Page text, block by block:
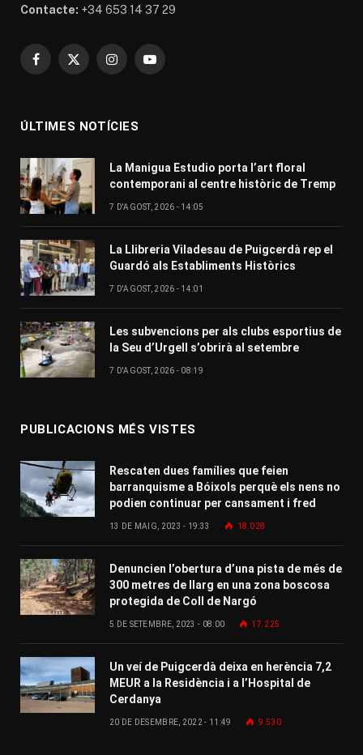
Contacte: +34 653 14 37 29
Facebook
X
InstagramYouTube
ÚLTIMES NOTÍCIES
La Manigua Estudio porta l’art floral
contemporani al centre històric de Tremp
7 D'AGOST, 2026 - 14:05
La Llibreria Viladesau de Puigcerdà rep el
Guardó als Establiments Històrics
7 D'AGOST, 2026 - 14:01
Les subvencions per als clubs esportius de
la Seu d’Urgell s’obrirà al setembre
7 D'AGOST, 2026 - 08:19
PUBLICACIONS MÉS VISTES
Rescaten dues famílies que feien
barranquisme a Bóixols perquè els nens no
podien continuar per cansament i fred
13 DE MAIG, 2023 - 19:33 18.028
Denuncien l’obertura d’una pista de més de
300 metres de llarg en una zona boscosa
protegida de Coll de Nargó
5 DE SETEMBRE, 2023 - 08:00 17.225
Un veí de Puigcerdà deixa en herència 7,2
MEUR a la Residència i a l’Hospital de
Cerdanya
20 DE DESEMBRE, 2022 - 11:49 9.530